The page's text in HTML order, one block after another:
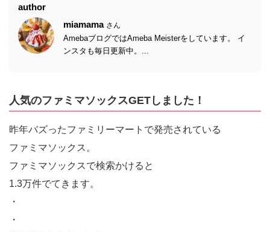
author
miamama さん
AmebaブログではAmeba Meisterをしています。 イ
ンスタも毎日更新中。...
人気のファミマソックスGETしました！
昨年バズったファミリーマートで発売されている
ファミマソックス。
ファミマソックスで検索かけると
1.3万件でてきます。
・
・